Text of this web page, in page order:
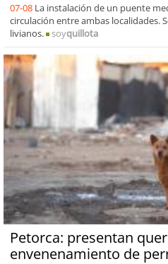
07-08 La instalación de un puente
circulación entre ambas localidades.
livianos.
soyquillota
Petorca: presentan
envenenamiento de